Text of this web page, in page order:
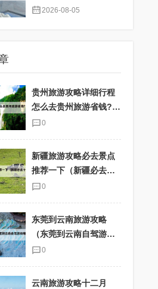
2026-08-05
贵州旅游攻略详细行程
怎么去贵州旅游省钱?
（贵州自己去旅行攻
0
新疆旅游攻略必去景点
推荐一下（新疆必去十
大旅游景点）
0
东莞到云南旅游攻略
（东莞到云南自驾游攻
略）
0
云南旅游攻略十二月